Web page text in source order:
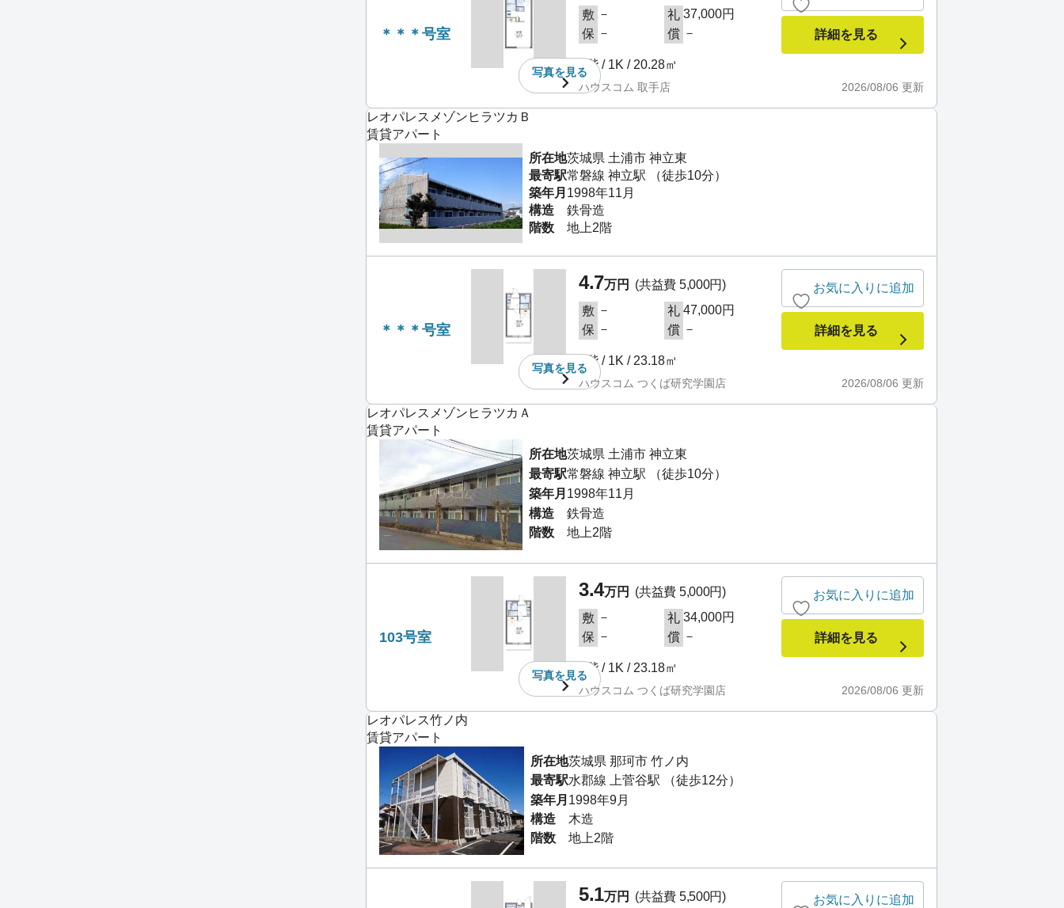
＊＊＊号室
写真を見る
敷 － 礼 37,000円
保 － 償 －
2階 / 1K / 20.28㎡
2026/08/06 更新
ハウスコム 取手店
詳細を見る
レオパレスメゾンヒラツカＢ
賃貸アパート
所在地茨城県 土浦市 神立東
最寄駅常磐線 神立駅 （徒歩10分）
築年月 1998年11月
構造
鉄骨造
階数
地上2階
＊＊＊号室
写真を見る
4.7万円
(共益費 5,000円)
敷 － 礼 47,000円
保 － 償 －
2階 / 1K / 23.18㎡
2026/08/06 更新
ハウスコム つくば研究学園店
お気に入りに追加
詳細を見る
レオパレスメゾンヒラツカＡ
賃貸アパート
所在地茨城県 土浦市 神立東
最寄駅常磐線 神立駅 （徒歩10分）
築年月 1998年11月
構造
鉄骨造
階数
地上2階
103号室
写真を見る
3.4万円
(共益費 5,000円)
敷 － 礼 34,000円
保 － 償 －
1階 / 1K / 23.18㎡
2026/08/06 更新
ハウスコム つくば研究学園店
お気に入りに追加
詳細を見る
レオパレス竹ノ内
賃貸アパート
所在地茨城県 那珂市 竹ノ内
最寄駅水郡線 上菅谷駅 （徒歩12分）
築年月 1998年9月
構造
木造
階数
地上2階
5.1万円 (共益費 5,500円) お気に入りに追加